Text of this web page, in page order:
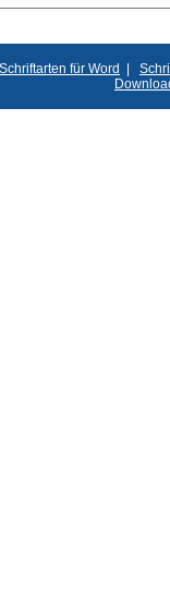
Schriftarten für Word |